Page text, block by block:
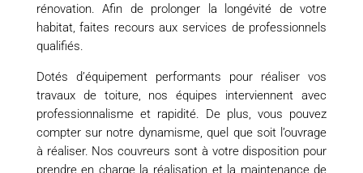
rénovation. Afin de prolonger la longévité de votre
habitat, faites recours aux services de professionnels
qualifiés.
Dotés d’équipement performants pour réaliser vos
travaux de toiture, nos équipes interviennent avec
professionnalisme et rapidité. De plus, vous pouvez
compter sur notre dynamisme, quel que soit l’ouvrage
à réaliser. Nos couvreurs sont à votre disposition pour
prendre en charge la réalisation et la maintenance de